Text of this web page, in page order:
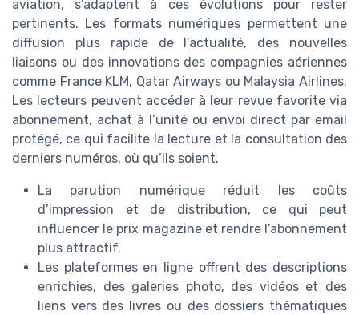
aviation, s’adaptent à ces évolutions pour rester
pertinents. Les formats numériques permettent une
diffusion plus rapide de l’actualité, des nouvelles
liaisons ou des innovations des compagnies aériennes
comme France KLM, Qatar Airways ou Malaysia Airlines.
Les lecteurs peuvent accéder à leur revue favorite via
abonnement, achat à l’unité ou envoi direct par email
protégé, ce qui facilite la lecture et la consultation des
derniers numéros, où qu’ils soient.
La parution numérique réduit les coûts
d’impression et de distribution, ce qui peut
influencer le prix magazine et rendre l’abonnement
plus attractif.
Les plateformes en ligne offrent des descriptions
enrichies, des galeries photo, des vidéos et des
liens vers des livres ou des dossiers thématiques